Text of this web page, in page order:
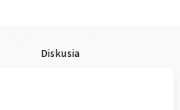
Diskusia